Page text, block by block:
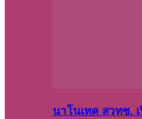
นาโนเทค สวทช.